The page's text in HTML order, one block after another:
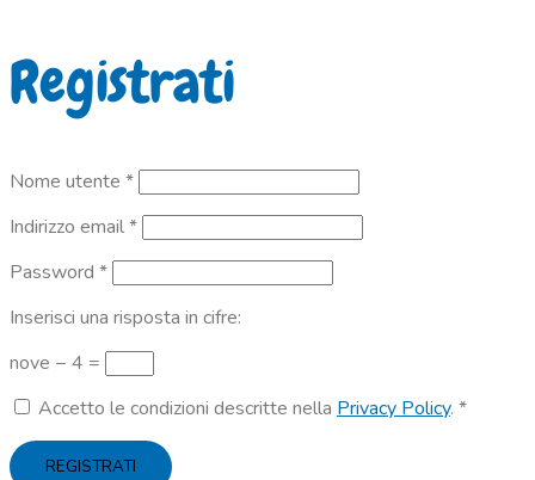
Registrati
Nome utente *Richiesto
Indirizzo email*Richiesto
Password *Richiesto
Inserisci una risposta in cifre:
nove − 4 =
Accetto le condizioni descritte nella Privacy Policy. *
REGISTRATI